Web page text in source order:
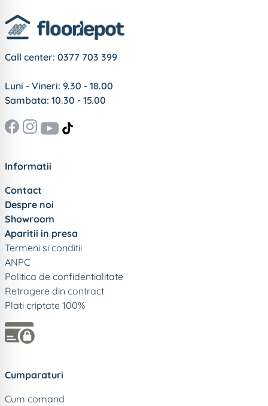
neaparat, il puteti si lipi cu toate ca nu acesta e tipul
de montaj recomandat. O zi frumoasa.
Call center: 0377 703 399
Luni - Vineri: 9.30 - 18.00
Sambata: 10.30 - 15.00
Informatii
Contact
Despre noi
Showroom
Aparitii in presa
Termeni si conditii
ANPC
Politica de confidentialitate
Retragere din contract
Plati criptate 100%
Cumparaturi
Cum comand